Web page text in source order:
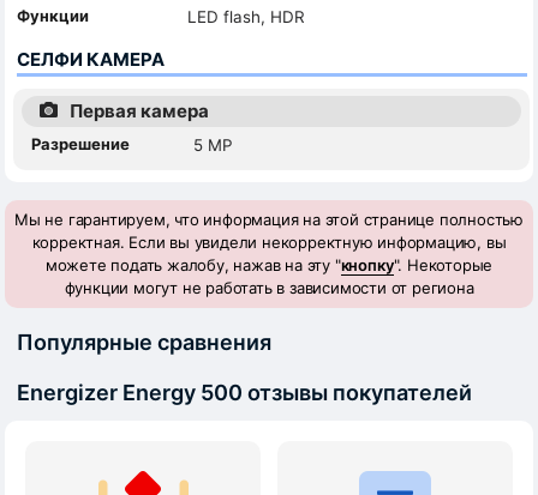
Функции
LED flash, HDR
СЕЛФИ КАМЕРА
Первая камера
Разрешение 5 MP
Мы не гарантируем, что информация на этой странице полностью
корректная. Если вы увидели некорректную информацию, вы
можете подать жалобу, нажав на эту "кнопку". Некоторые
функции могут не работать в зависимости от региона
Популярные сравнения
Energizer Energy 500 отзывы покупателей